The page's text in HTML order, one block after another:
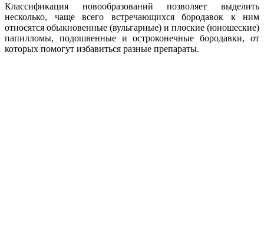
Классификация новообразований позволяет выделить
несколько, чаще всего встречающихся бородавок к ним
относятся обыкновенные (вульгарные) и плоские (юношеские)
папилломы, подошвенные и остроконечные бородавки, от
которых помогут избавиться разные препараты.